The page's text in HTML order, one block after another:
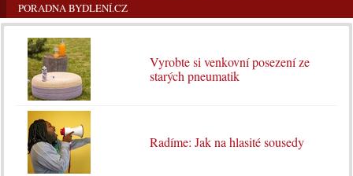
PORADNA BYDLENÍ.CZ
Vyrobte si venkovní posezení ze
starých pneumatik
Radíme: Jak na hlasité sousedy